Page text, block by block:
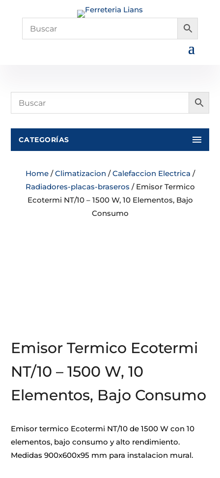
CATEGORÍAS
Home/Climatizacion /Calefaccion Electrica /
Radiadores-placas-braseros / Emisor Termico
Ecotermi NT/10 – 1500 W, 10 Elementos, Bajo
Consumo
Emisor Termico Ecotermi
NT/10 – 1500 W, 10
Elementos, Bajo Consumo
Emisor termico Ecotermi NT/10 de 1500 W con 10
elementos, bajo consumo y alto rendimiento.
Medidas 900x600x95 mm para instalacion mural.